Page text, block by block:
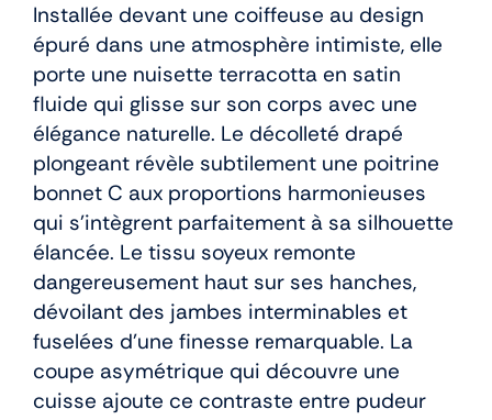
Installée devant une coiffeuse au design
épuré dans une atmosphère intimiste, elle
porte une nuisette terracotta en satin
fluide qui glisse sur son corps avec une
élégance naturelle. Le décolleté drapé
plongeant révèle subtilement une poitrine
bonnet C aux proportions harmonieuses
qui s’intègrent parfaitement à sa silhouette
élancée. Le tissu soyeux remonte
dangereusement haut sur ses hanches,
dévoilant des jambes interminables et
fuselées d’une finesse remarquable. La
coupe asymétrique qui découvre une
cuisse ajoute ce contraste entre pudeur